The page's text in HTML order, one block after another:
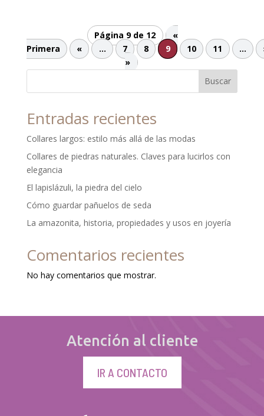
Página 9 de 12
«
Primera
« ... 7 8 9 10 11 ...
»
Buscar
Entradas recientes
Collares largos: estilo más allá de las modas
Collares de piedras naturales. Claves para lucirlos con
elegancia
El lapislázuli, la piedra del cielo
Cómo guardar pañuelos de seda
La amazonita, historia, propiedades y usos en joyería
Comentarios recientes
No hay comentarios que mostrar.
Atención al cliente
IR A CONTACTO